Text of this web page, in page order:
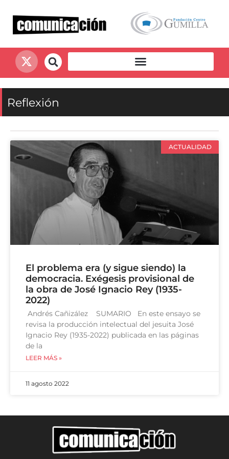
Reflexión
ACTUALIDAD
El problema era (y sigue siendo) la
democracia. Exégesis provisional de
la obra de José Ignacio Rey (1935-
2022)
Andrés Cañizález SUMARIO En este ensayo se
revisa la producción intelectual del jesuita José
Ignacio Rey (1935-2022) publicada en las páginas
de la
LEER MÁS »
11 agosto 2022